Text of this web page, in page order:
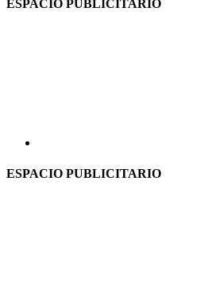
ESPACIO PUBLICITARIO
ESPACIO PUBLICITARIO